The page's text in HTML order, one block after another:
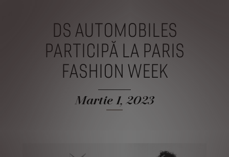
DS AUTOMOBILES
PARTICIPĂ LA PARIS
FASHION WEEK
Martie 1, 2023